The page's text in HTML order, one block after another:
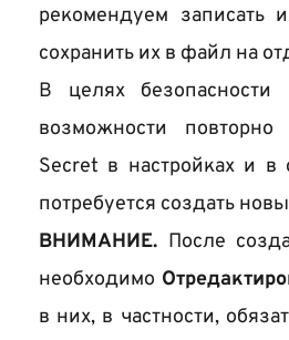
рекомендуем записать
сохранить их в файл на
В целях безопасности
возможности повторно
Secret в настройках и в
потребуется создать
ВНИМАНИЕ. После
необходимо
в них, в частности,